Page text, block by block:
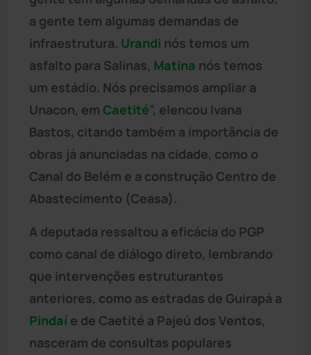
a gente tem algumas demandas de
infraestrutura. Urandi nós temos um
asfalto para Salinas, Matina nós temos
um estádio. Nós precisamos ampliar a
Unacon, em Caetité”, elencou Ivana
Bastos, citando também a importância de
obras já anunciadas na cidade, como o
Canal do Belém e a construção Centro de
Abastecimento (Ceasa).
A deputada ressaltou a eficácia do PGP
como canal de diálogo direto, lembrando
que intervenções estruturantes
anteriores, como as estradas de Guirapá a
Pindaí e de Caetité a Pajeú dos Ventos,
nasceram de consultas populares